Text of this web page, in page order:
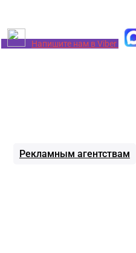
Напишите нам в Viber
Рекламным агентствам